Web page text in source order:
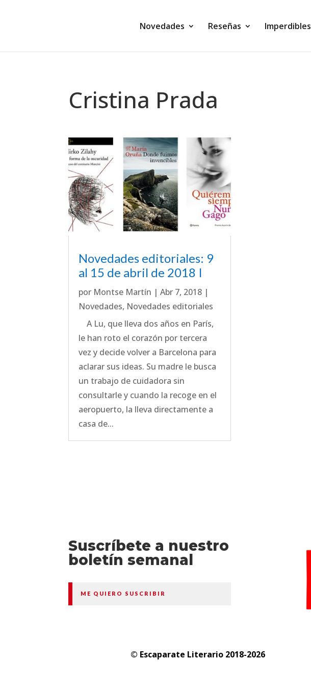
Novedades Reseñas Imperdibles
Cristina Prada
Novedades editoriales: 9
al 15 de abril de 2018 I
por Montse Martín |Abr 7, 2018 |
Novedades, Novedades editoriales
A Lu, que lleva dos años en París,
le han roto el corazón por tercera
vez y decide volver a Barcelona para
aclarar sus ideas. Su madre le busca
un trabajo de cuidadora sin
consultarle y cuando la recoge en el
aeropuerto, la lleva directamente a
casa de...
Suscríbete a nuestro
boletín semanal
ME QUIERO SUSCRIBIR
© Escaparate Literario 2018-2026